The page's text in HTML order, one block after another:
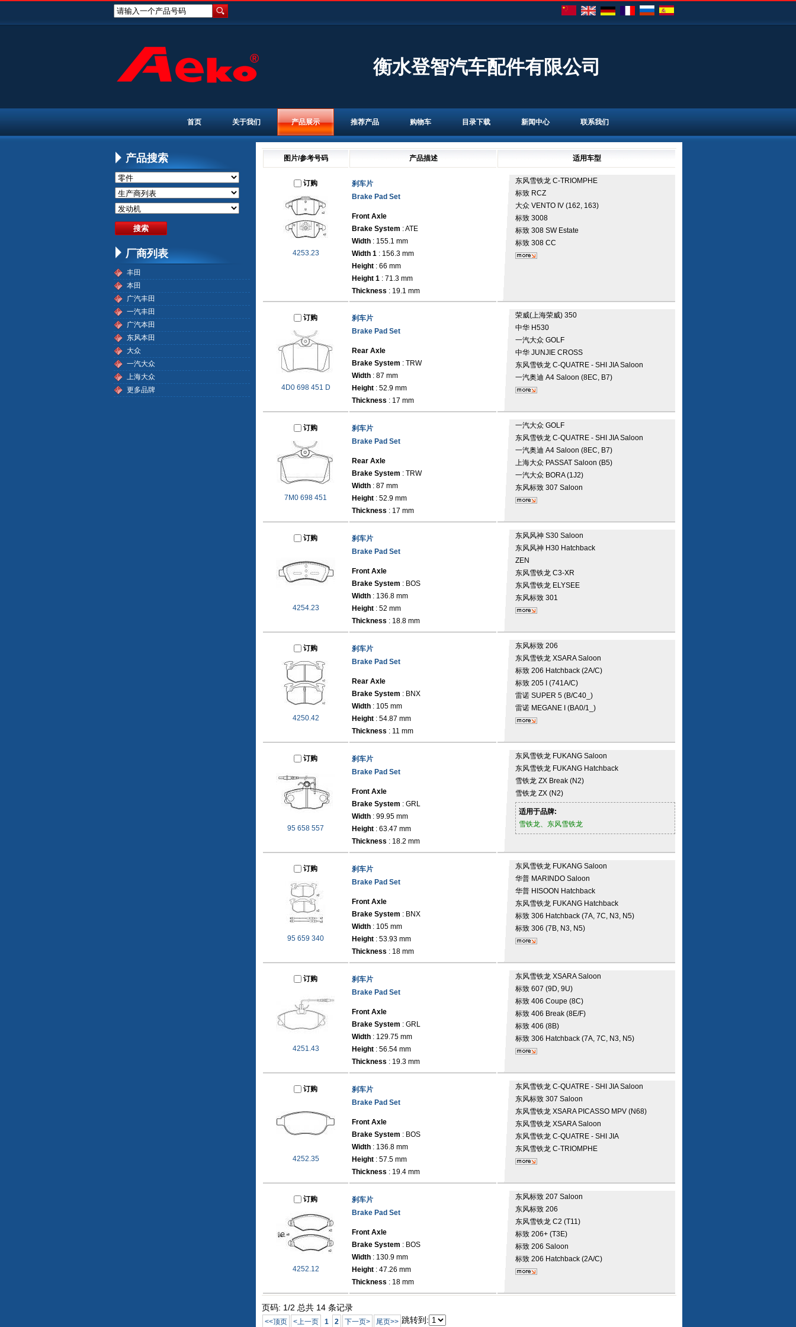
请输入一个产品号码
衡水登智汽车配件有限公司
首页 关于我们 产品展示 推荐产品 购物车 目录下载 新闻中心 联系我们
图片/参考号码 产品描述 适用车型
订购
4253.23
刹车片
Brake Pad Set
Front Axle
Brake System : ATE
Width : 155.1 mm
Width 1 : 156.3 mm
Height : 66 mm
Height 1 : 71.3 mm
Thickness : 19.1 mm
东风雪铁龙 C-TRIOMPHE
标致 RCZ
大众 VENTO IV (162, 163)
标致 3008
标致 308 SW Estate
标致 308 CC
订购
4D0 698 451 D
刹车片
Brake Pad Set
Rear Axle
Brake System : TRW
Width : 87 mm
Height : 52.9 mm
Thickness : 17 mm
荣威(上海荣威) 350
中华 H530
一汽大众 GOLF
中华 JUNJIE CROSS
东风雪铁龙 C-QUATRE - SHI JIA Saloon
一汽奥迪 A4 Saloon (8EC, B7)
订购
7M0 698 451
刹车片
Brake Pad Set
Rear Axle
Brake System : TRW
Width : 87 mm
Height : 52.9 mm
Thickness : 17 mm
一汽大众 GOLF
东风雪铁龙 C-QUATRE - SHI JIA Saloon
一汽奥迪 A4 Saloon (8EC, B7)
上海大众 PASSAT Saloon (B5)
一汽大众 BORA (1J2)
东风标致 307 Saloon
订购
4254.23
刹车片
Brake Pad Set
Front Axle
Brake System : BOS
Width : 136.8 mm
Height : 52 mm
Thickness : 18.8 mm
东风风神 S30 Saloon
东风风神 H30 Hatchback
ZEN
东风雪铁龙 C3-XR
东风雪铁龙 ELYSEE
东风标致 301
订购
4250.42
刹车片
Brake Pad Set
Rear Axle
Brake System : BNX
Width : 105 mm
Height : 54.87 mm
Thickness : 11 mm
东风标致 206
东风雪铁龙 XSARA Saloon
标致 206 Hatchback (2A/C)
标致 205 I (741A/C)
雷诺 SUPER 5 (B/C40_)
雷诺 MEGANE I (BA0/1_)
订购
95 658 557
刹车片
Brake Pad Set
Front Axle
Brake System : GRL
Width : 99.95 mm
Height : 63.47 mm
Thickness : 18.2 mm
东风雪铁龙 FUKANG Saloon
东风雪铁龙 FUKANG Hatchback
雪铁龙 ZX Break (N2)
雪铁龙 ZX (N2)
适用于品牌:
雪铁龙、东风雪铁龙
订购
95 659 340
刹车片
Brake Pad Set
Front Axle
Brake System : BNX
Width : 105 mm
Height : 53.93 mm
Thickness : 18 mm
东风雪铁龙 FUKANG Saloon
华普 MARINDO Saloon
华普 HISOON Hatchback
东风雪铁龙 FUKANG Hatchback
标致 306 Hatchback (7A, 7C, N3, N5)
标致 306 (7B, N3, N5)
订购
4251.43
刹车片
Brake Pad Set
Front Axle
Brake System : GRL
Width : 129.75 mm
Height : 56.54 mm
Thickness : 19.3 mm
东风雪铁龙 XSARA Saloon
标致 607 (9D, 9U)
标致 406 Coupe (8C)
标致 406 Break (8E/F)
标致 406 (8B)
标致 306 Hatchback (7A, 7C, N3, N5)
订购
4252.35
刹车片
Brake Pad Set
Front Axle
Brake System : BOS
Width : 136.8 mm
Height : 57.5 mm
Thickness : 19.4 mm
东风雪铁龙 C-QUATRE - SHI JIA Saloon
东风标致 307 Saloon
东风雪铁龙 XSARA PICASSO MPV (N68)
东风雪铁龙 XSARA Saloon
东风雪铁龙 C-QUATRE - SHI JIA
东风雪铁龙 C-TRIOMPHE
订购
4252.12
刹车片
Brake Pad Set
Front Axle
Brake System : BOS
Width : 130.9 mm
Height : 47.26 mm
Thickness : 18 mm
东风标致 207 Saloon
东风标致 206
东风雪铁龙 C2 (T11)
标致 206+ (T3E)
标致 206 Saloon
标致 206 Hatchback (2A/C)
页码: 1/2 总共 14 条记录
<<顶页 <上一页 1 2 下一页> 尾页>> 跳转到:
产品搜索
厂商列表
丰田
本田
广汽丰田
一汽丰田
广汽本田
东风本田
大众
一汽大众
上海大众
更多品牌